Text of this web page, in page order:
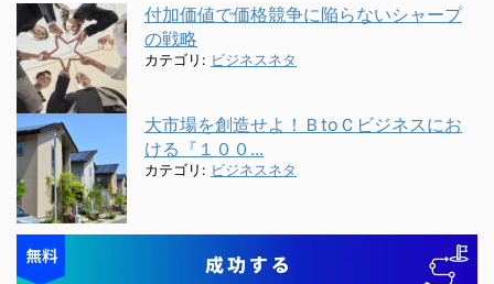
付加価値で価格競争に陥らないシャープ
の戦略
カテゴリ: ビジネスネタ
大市場を創造せよ！ＢtoＣビジネスにお
ける『１００...
カテゴリ: ビジネスネタ